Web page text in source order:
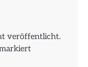
veröffentlicht.